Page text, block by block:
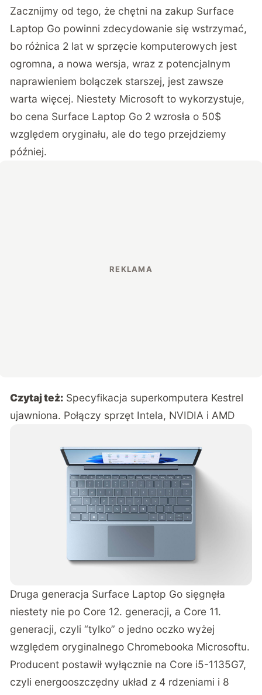
Zacznijmy od tego, że chętni na zakup Surface
Laptop Go powinni zdecydowanie się wstrzymać,
bo różnica 2 lat w sprzęcie komputerowych jest
ogromna, a nowa wersja, wraz z potencjalnym
naprawieniem bolączek starszej, jest zawsze
warta więcej. Niestety Microsoft to wykorzystuje,
bo cena Surface Laptop Go 2 wzrosła o 50$
względem oryginału, ale do tego przejdziemy
później.
Czytaj też: Specyfikacja superkomputera Kestrel
ujawniona. Połączy sprzęt Intela, NVIDIA i AMD
Druga generacja Surface Laptop Go sięgnęła
niestety nie po Core 12. generacji, a Core 11.
generacji, czyli “tylko” o jedno oczko wyżej
względem oryginalnego Chromebooka Microsoftu.
Producent postawił wyłącznie na Core i5-1135G7,
czyli energooszczędny układ z 4 rdzeniami i 8